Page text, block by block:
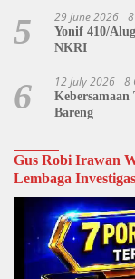
5 29 June 2026
Yonif 410/
NKRI
6 12 July 2026 8
Bareng
Gus Robi Irawan
Lembaga
Video
Player